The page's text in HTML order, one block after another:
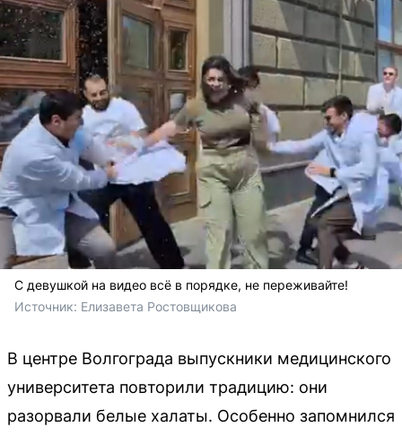
С девушкой на видео всё в порядке, не переживайте!
Источник: Елизавета Ростовщикова
В центре Волгограда выпускники медицинского
университета повторили традицию: они
разорвали белые халаты. Особенно запомнился